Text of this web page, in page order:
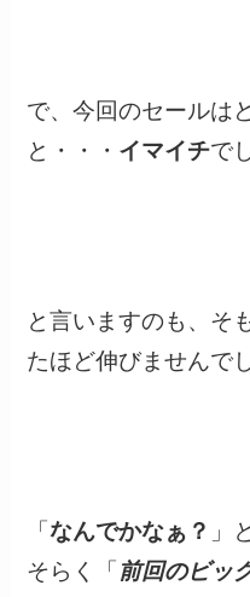
で、今回のセールは
と・・・ イマイチで
と言いますのも、そ
たほど伸びませんで
「なんでかなぁ？ 」
そらく「 前回のビッ